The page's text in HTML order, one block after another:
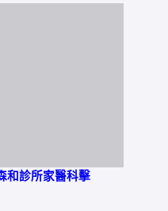
和診所家醫科擊